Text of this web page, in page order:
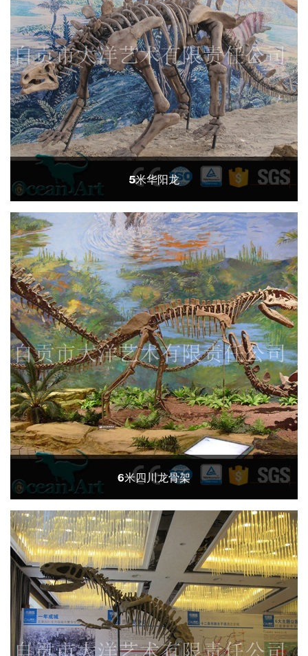
5米华阳龙
6米四川龙骨架